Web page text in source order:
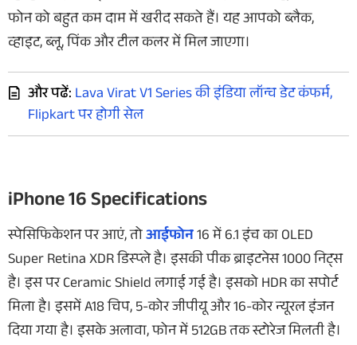
फोन को बहुत कम दाम में खरीद सकते हैं। यह आपको ब्लैक,
व्हाइट, ब्लू, पिंक और टील कलर में मिल जाएगा।
और पढें: Lava Virat V1 Series की इंडिया लॉन्च डेट कंफर्म,
Flipkart पर होगी सेल
iPhone 16 Specifications
स्पेसिफिकेशन पर आएं, तोआईफोन16 में 6.1 इंच का OLED
Super Retina XDR डिस्प्ले है। इसकी पीक ब्राइटनेस 1000 निट्स
है। इस पर Ceramic Shield लगाई गई है। इसको HDR का सपोर्ट
मिला है। इसमें A18 चिप, 5-कोर जीपीयू और 16-कोर न्यूरल इंजन
दिया गया है। इसके अलावा, फोन में 512GB तक स्टोरेज मिलती है।